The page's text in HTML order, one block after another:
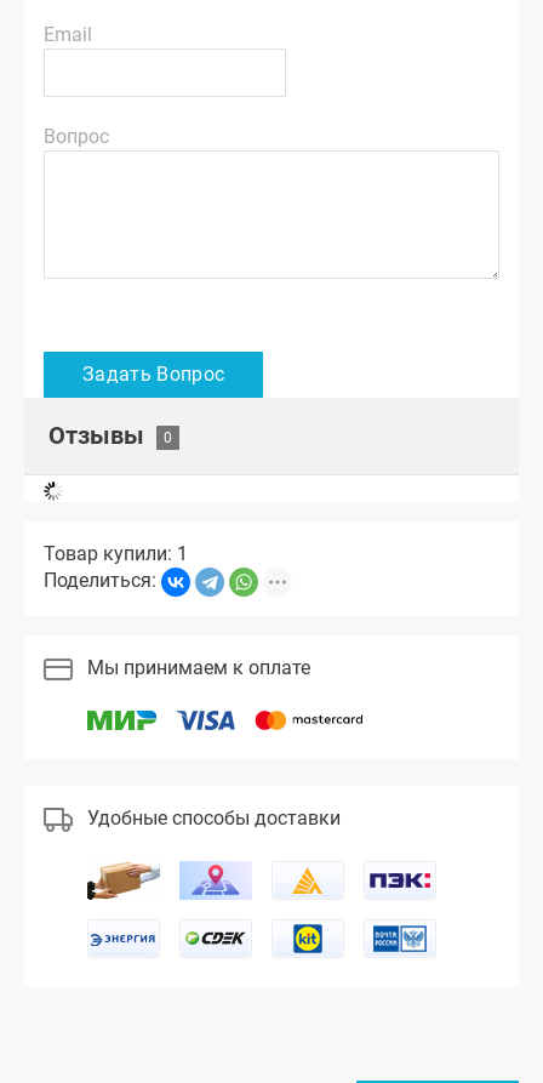
Email
Вопрос
Отзывы
Товар купили: 1
Поделиться:
Мы принимаем к оплате
Удобные способы доставки